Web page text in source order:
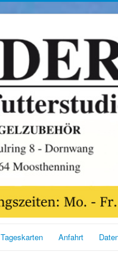
Tageskarten Anfahrt